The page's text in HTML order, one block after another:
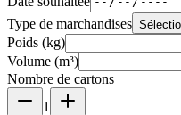
Type de marchandises
Poids (kg)
Volume (m³)
Nombre de cartons
1